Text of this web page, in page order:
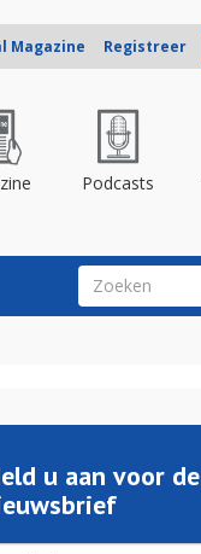
Magazine Registreer
Podcasts
ZOEKVELD
u aan voor de